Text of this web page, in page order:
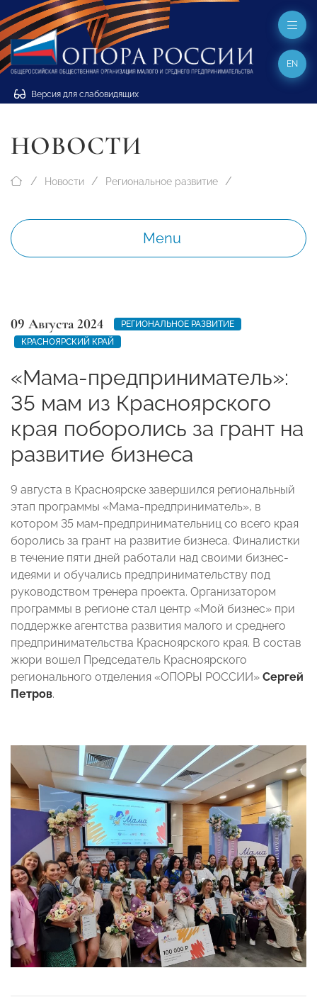
Версия для слабовидящих
EN
НОВОСТИ
Новости Региональное развитие
Menu
09 Августа 2024
РЕГИОНАЛЬНОЕ РАЗВИТИЕ
КРАСНОЯРСКИЙ КРАЙ
«Мама-предприниматель»:
35 мам из Красноярского
края поборолись за грант на
развитие бизнеса
9 августа в Красноярске завершился региональный
этап программы «Мама-предприниматель», в
котором 35 мам-предпринимательниц со всего края
боролись за грант на развитие бизнеса. Финалистки
в течение пяти дней работали над своими бизнес-
идеями и обучались предпринимательству под
руководством тренера проекта. Организатором
программы в регионе стал центр «Мой бизнес» при
поддержке агентства развития малого и среднего
предпринимательства Красноярского края. В состав
жюри вошел Председатель Красноярского
регионального отделения «ОПОРЫ РОССИИ» Сергей
Петров.